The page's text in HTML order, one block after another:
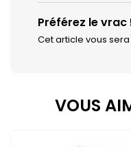
Préférez le vrac
Cet article vous
VOUS